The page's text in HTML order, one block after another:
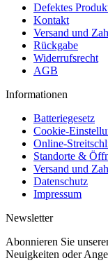
Defektes
Kontakt
Versand und
Rückgabe
Widerrufsrecht
AGB
Informationen
Batteriegesetz
Cookie-
Online-
Standorte &
Versand und
Datenschutz
Impressum
Newsletter
Abonnieren Sie
Neuigkeiten oder